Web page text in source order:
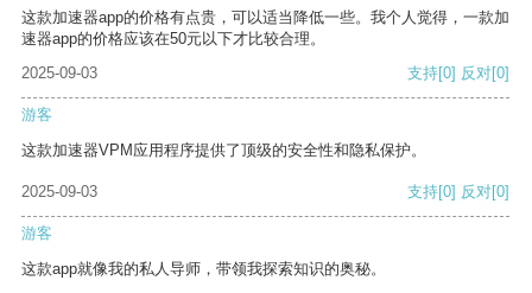
这款加速器app的价格有点贵，可以适当降低一些。我个人觉得，一款加
速器app的价格应该在50元以下才比较合理。
2025-09-03
支持[0] 反对[0]
游客
这款加速器VPM应用程序提供了顶级的安全性和隐私保护。
2025-09-03 支持[0] 反对[0]
游客
这款app就像我的私人导师，带领我探索知识的奥秘。